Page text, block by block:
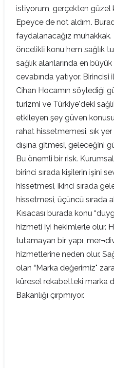
istiyorum, gerçekten güzel
Epeyce de not aldım.
faydalanacağız
öncelikli konu hem sağlık
sağlık alanlarında en
cevabında yatıyor.
Cihan Hocamın söylediği
turizmi ve Türkiye'deki
etkileyen şey güven
rahat hissetmemesi, sık
dışına gitmesi, geleceğini
Bu önemli bir risk. Kurumsal
birinci sırada kişilerin işini
hissetmesi, ikinci sırada
hissetmesi, üçüncü sırada
Kısacası burada konu
hizmeti iyi hekimlerle olur.
tutamayan bir yapı,
hizmetlerine neden olur.
olan “Marka değerimiz"
küresel rekabetteki marka
Bakanlığı çırpmıyor.